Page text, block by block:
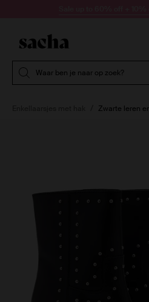
Waar ben je naar op zoek?
Zwarte leren